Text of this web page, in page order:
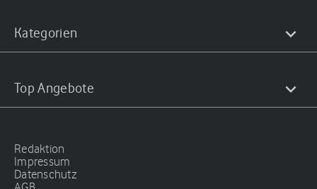
Kategorien
Top Angebote
Redaktion
Impressum
Datenschutz